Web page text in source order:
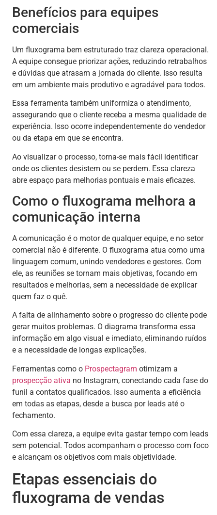
Benefícios para equipes
comerciais
Um fluxograma bem estruturado traz clareza operacional.
A equipe consegue priorizar ações, reduzindo retrabalhos
e dúvidas que atrasam a jornada do cliente. Isso resulta
em um ambiente mais produtivo e agradável para todos.
Essa ferramenta também uniformiza o atendimento,
assegurando que o cliente receba a mesma qualidade de
experiência. Isso ocorre independentemente do vendedor
ou da etapa em que se encontra.
Ao visualizar o processo, torna-se mais fácil identificar
onde os clientes desistem ou se perdem. Essa clareza
abre espaço para melhorias pontuais e mais eficazes.
Como o fluxograma melhora a
comunicação interna
A comunicação é o motor de qualquer equipe, e no setor
comercial não é diferente. O fluxograma atua como uma
linguagem comum, unindo vendedores e gestores. Com
ele, as reuniões se tornam mais objetivas, focando em
resultados e melhorias, sem a necessidade de explicar
quem faz o quê.
A falta de alinhamento sobre o progresso do cliente pode
gerar muitos problemas. O diagrama transforma essa
informação em algo visual e imediato, eliminando ruídos
e a necessidade de longas explicações.
Ferramentas como o Prospectagram otimizam a
prospecção ativa no Instagram, conectando cada fase do
funil a contatos qualificados. Isso aumenta a eficiência
em todas as etapas, desde a busca por leads até o
fechamento.
Com essa clareza, a equipe evita gastar tempo com leads
sem potencial. Todos acompanham o processo com foco
e alcançam os objetivos com mais objetividade.
Etapas essenciais do
fluxograma de vendas